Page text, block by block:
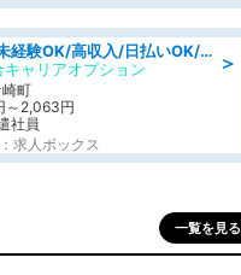
＞
検品・検査/未経験OK/高収入/日払いOK/交替制/20・30・40代活躍中
ャリアオプション
町
～2,063円
社員
求人ボックス
一覧を見る